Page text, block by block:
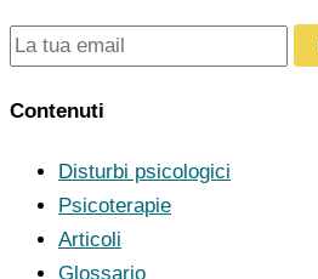
Contenuti
Disturbi psicologici
Psicoterapie
Articoli
Glossario